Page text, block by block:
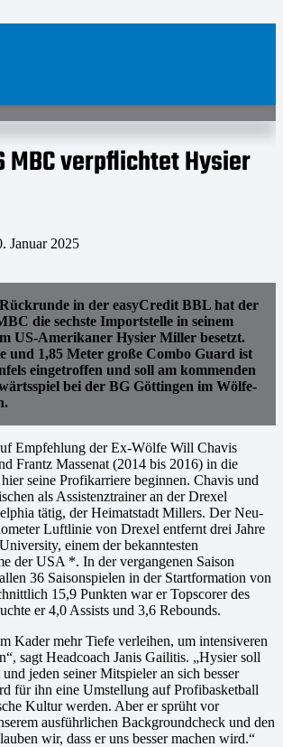
MBC verpflichtet Hysier
Januar 2025
in der easyCredit BBL hat der
die sechste Importstelle in seinem
US-Amerikaner Hysier Miller besetzt.
und 1,85 Meter große Combo Guard ist
eingetroffen und soll am kommenden
bei der BG Göttingen im Wölfe-
Empfehlung der Ex-Wölfe Will Chavis
Frantz Massenat (2014 bis 2016) in die
seine Profikarriere beginnen. Chavis und
als Assistenztrainer an der Drexel
tätig, der Heimatstadt Millers. Der Neu-
Luftlinie von Drexel entfernt drei Jahre
einem der bekanntesten
der USA *. In der vergangenen Saison
36 Saisonspielen in der Startformation von
15,9 Punkten war er Topscorer des
er 4,0 Assists und 3,6 Rebounds.
Kader mehr Tiefe verleihen, um intensiveren
sagt Headcoach Janis Gailitis. „Hysier soll
und jeden seiner Mitspieler an sich besser
für ihn eine Umstellung auf Profibasketball
Kultur werden. Aber er sprüht vor
ausführlichen Backgroundcheck und den
wir, dass er uns besser machen wird.“